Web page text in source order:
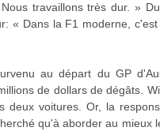
travaillons très dur. »
« Dans la F1 moderne,
au départ du GP
de dollars de dégâts.
deux voitures. Or, la
qu'à aborder au mieux